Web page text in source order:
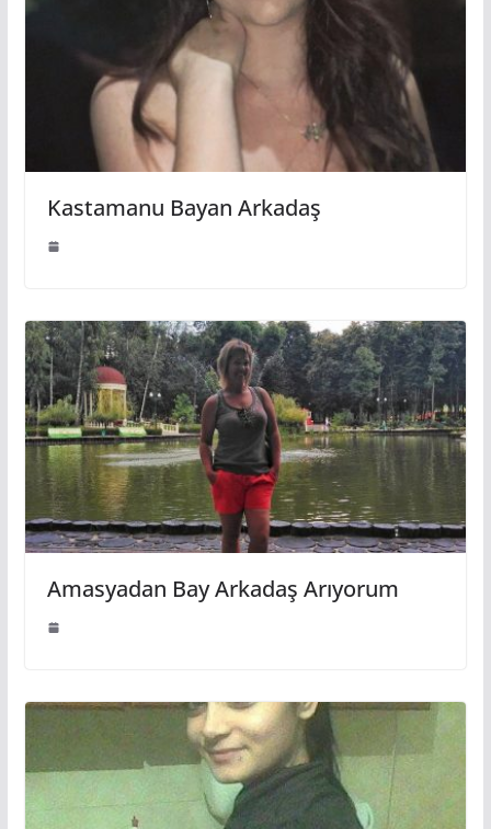
Kastamanu Bayan Arkadaş
Amasyadan Bay Arkadaş Arıyorum